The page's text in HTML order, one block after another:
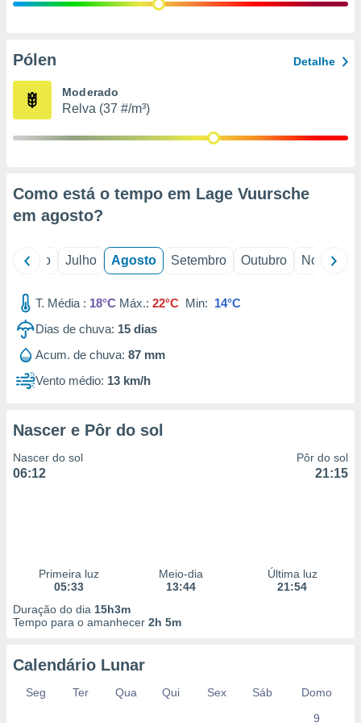
e
de
Pólen Detalhe
Moderado
Relva (37 #/m³)
Como está o tempo em Lage Vuursche
em agosto?
Junho Julho Agosto Setembro Outubro Novembro
T. Média : 18°C Máx.: 22°C Min: 14°C
Dias de chuva: 15 dias
Acum. de chuva: 87 mm
Vento médio: 13 km/h
Nascer e Pôr do sol
Nascer do sol
06:12
Pôr do sol
21:15
Primeira luz
05:33
Meio-dia
13:44
Última luz
21:54
Duração do dia 15h3m
Tempo para o amanhecer 2h 5m
Calendário Lunar
Seg Ter Qua Qui Sex Sáb
Domo
9